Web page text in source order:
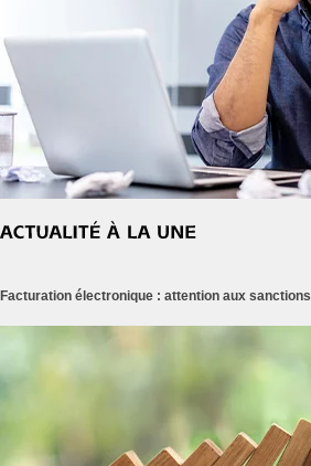
Facturation électronique : attention aux sanctions